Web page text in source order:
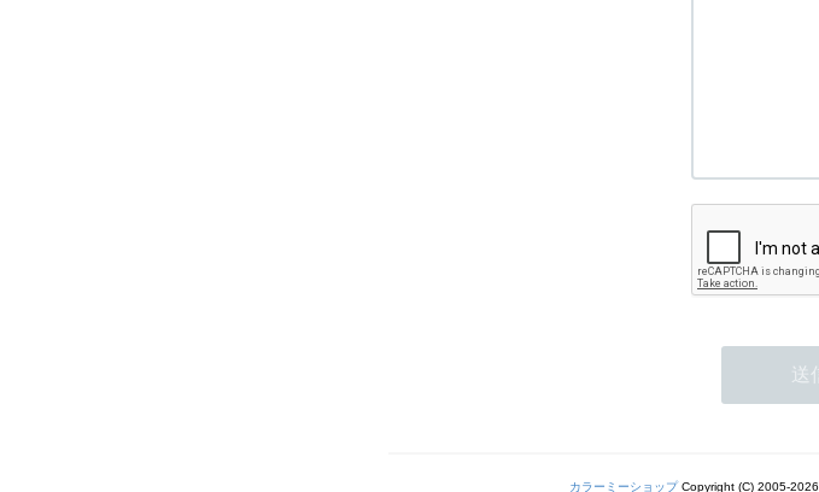
カラーミーショップCopyright (C) 2005-2026